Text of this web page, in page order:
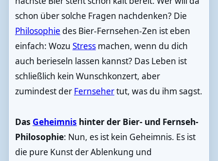
schon über solche Fragen nachdenken? Die
Philosophie des Bier-Fernsehen-Zen ist eben
einfach: Wozu Stressmachen, wenn du dich
auch berieseln lassen kannst? Das Leben ist
schließlich kein Wunschkonzert, aber
zumindest der Fernsehertut, was du ihm sagst.
Das Geheimnis hinter der Bier- und Fernseh-
Philosophie: Nun, es ist kein Geheimnis. Es ist
die pure Kunst der Ablenkung und